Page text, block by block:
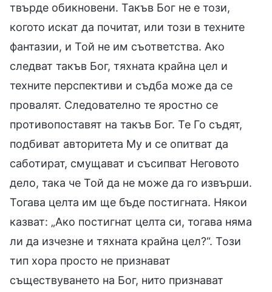
твърде обикновени. Такъв Бог не е този,
когото искат да почитат, или този в техните
фантазии, и Той не им съответства. Ако
следват такъв Бог, тяхната крайна цел и
техните перспективи и съдба може да се
провалят. Следователно те яростно се
противопоставят на такъв Бог. Те Го съдят,
подбиват авторитета Му и се опитват да
саботират, смущават и съсипват Неговото
дело, така че Той да не може да го извърши.
Тогава целта им ще бъде постигната. Някои
казват: „Ако постигнат целта си, тогава няма
ли да изчезне и тяхната крайна цел?“. Този
тип хора просто не признават
съществуването на Бог, нито признават